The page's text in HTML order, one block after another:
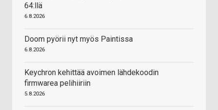
64:llä
6.8.2026
Doom pyörii nyt myös Paintissa
6.8.2026
Keychron kehittää avoimen lähdekoodin
firmwarea pelihiiriin
5.8.2026